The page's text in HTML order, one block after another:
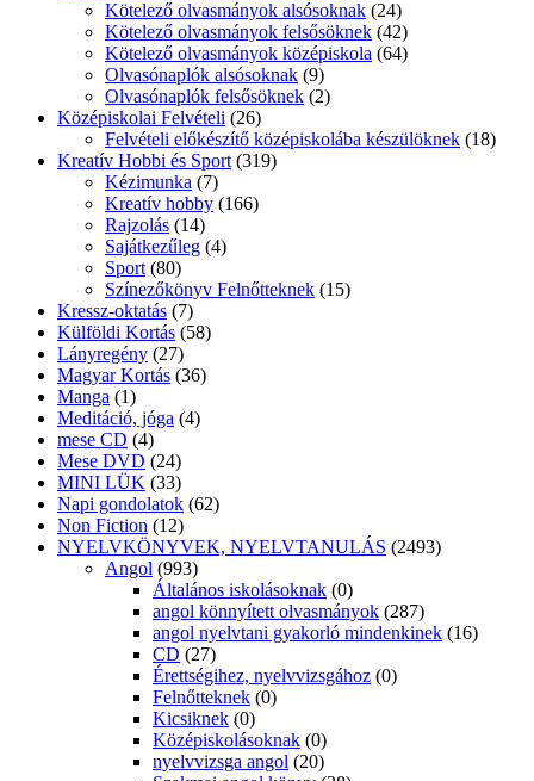
Kötelező olvasmányok alsósoknak (24)
Kötelező olvasmányok felsősöknek (42)
Kötelező olvasmányok középiskola (64)
Olvasónaplók alsósoknak (9)
Olvasónaplók felsősöknek (2)
Középiskolai Felvételi (26)
Felvételi előkészítő középiskolába készülöknek (18)
Kreatív Hobbi és Sport (319)
Kézimunka (7)
Kreatív hobby (166)
Rajzolás (14)
Sajátkezűleg (4)
Sport (80)
Színezőkönyv Felnőtteknek (15)
Kressz-oktatás (7)
Külföldi Kortás (58)
Lányregény (27)
Magyar Kortás (36)
Manga (1)
Meditáció, jóga (4)
mese CD (4)
Mese DVD (24)
MINI LÜK (33)
Napi gondolatok (62)
Non Fiction (12)
NYELVKÖNYVEK, NYELVTANULÁS (2493)
Angol (993)
Általános iskolásoknak (0)
angol könnyített olvasmányok (287)
angol nyelvtani gyakorló mindenkinek (16)
CD (27)
Érettségihez, nyelvvizsgához (0)
Felnőtteknek (0)
Kicsiknek (0)
Középiskolásoknak (0)
nyelvvizsga angol (20)